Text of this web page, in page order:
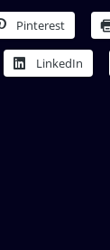
Pinterest
LinkedIn